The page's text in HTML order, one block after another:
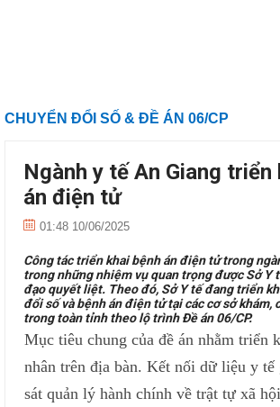
CHUYỂN ĐỔI SỐ & ĐỀ ÁN 06/CP
Ngành y tế An Giang triển
án điện tử
01:48 10/06/2025
Công tác triển khai bệnh án điện tử trong
trong những nhiệm vụ quan trọng được Sở Y
đạo quyết liệt. Theo đó, Sở Y tế đang triển
đổi số và bệnh án điện tử tại các cơ sở khám,
trong toàn tỉnh theo lộ trình Đề án 06/CP.
Mục tiêu chung của đề án nhằm
nhân trên địa bàn. Kết nối dữ liệu y
sát quản lý hành chính về trật tự xã